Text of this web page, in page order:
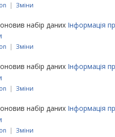
| Зміни
оновив набір даних Інформація
| Зміни
оновив набір даних Інформація
| Зміни
оновив набір даних Інформація
| Зміни